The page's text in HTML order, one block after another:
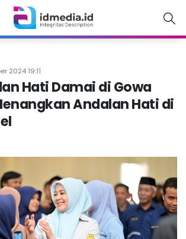
2024 19:11
Hati Damai di Gowa
Andalan Hati di